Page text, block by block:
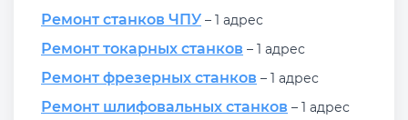
Ремонт станков ЧПУ – 1 адрес
Ремонт токарных станков – 1 адрес
Ремонт фрезерных станков – 1 адрес
Ремонт шлифовальных станков – 1 адрес